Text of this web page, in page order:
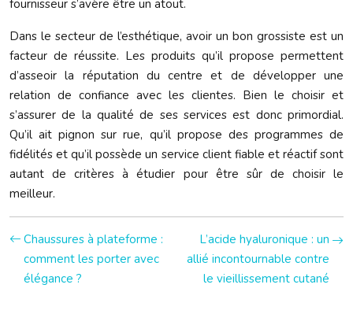
fournisseur s’avère être un atout.
Dans le secteur de l’esthétique, avoir un bon grossiste est un
facteur de réussite. Les produits qu’il propose permettent
d’asseoir la réputation du centre et de développer une
relation de confiance avec les clientes. Bien le choisir et
s’assurer de la qualité de ses services est donc primordial.
Qu’il ait pignon sur rue, qu’il propose des programmes de
fidélités et qu’il possède un service client fiable et réactif sont
autant de critères à étudier pour être sûr de choisir le
meilleur.
Chaussures à plateforme :
comment les porter avec
élégance ?
L’acide hyaluronique : un
allié incontournable contre
le vieillissement cutané